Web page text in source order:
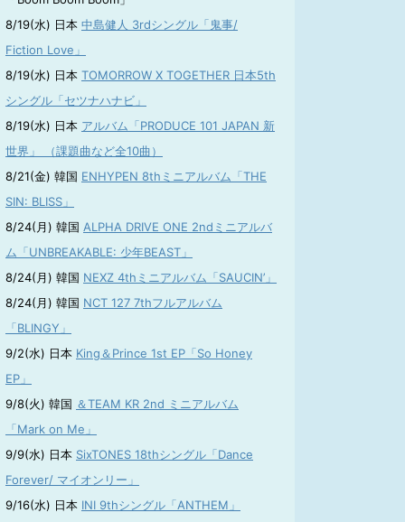
8/19(水) 日本 中島健人 3rdシングル「鬼事/
Fiction Love」
8/19(水) 日本 TOMORROW X TOGETHER 日本5th
シングル「セツナハナビ」
8/19(水) 日本 アルバム「PRODUCE 101 JAPAN 新
世界」 （課題曲など全10曲）
8/21(金) 韓国 ENHYPEN 8thミニアルバム「THE
SIN: BLISS」
8/24(月) 韓国 ALPHA DRIVE ONE 2ndミニアルバ
ム「UNBREAKABLE: 少年BEAST」
8/24(月) 韓国 NEXZ 4thミニアルバム「SAUCIN’」
8/24(月) 韓国 NCT 127 7thフルアルバム
「BLINGY」
9/2(水) 日本 King＆Prince 1st EP「So Honey
EP」
9/8(火) 韓国 ＆TEAM KR 2nd ミニアルバム
「Mark on Me」
9/9(水) 日本 SixTONES 18thシングル「Dance
Forever/ マイオンリー」
9/16(水) 日本 INI 9thシングル「ANTHEM」